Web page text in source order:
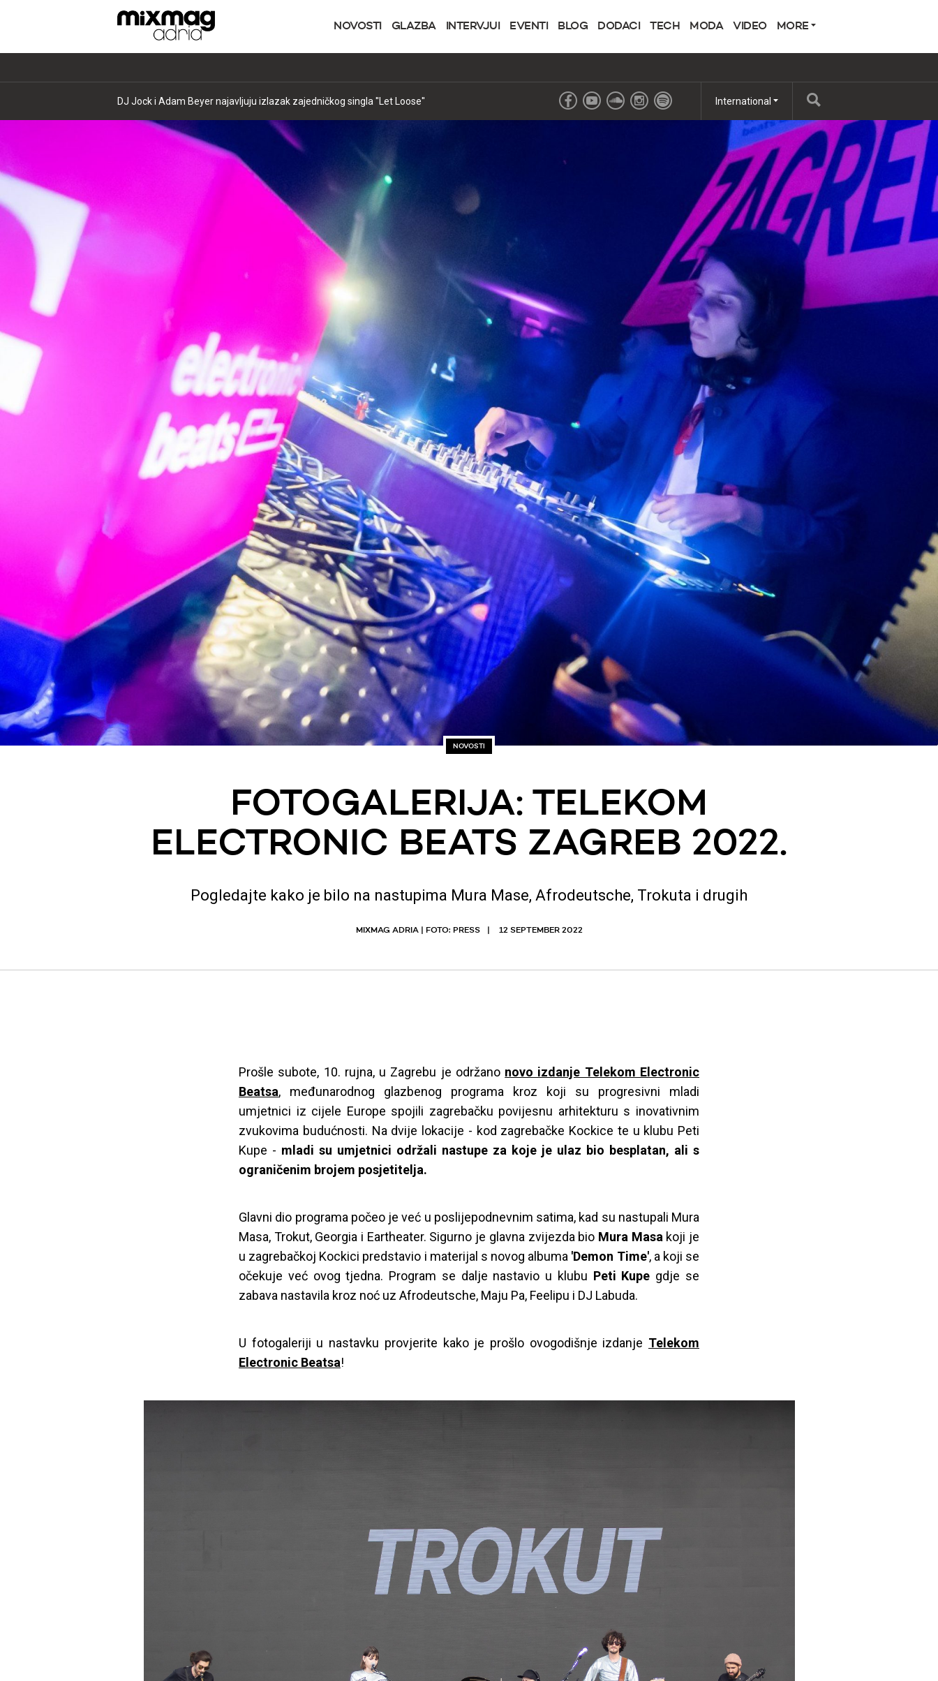
NOVOSTI GLAZBA INTERVJUI EVENTI BLOG DODACI TECH MODA VIDEO MORE
DJ Jock i Adam Beyer najavljuju izlazak zajedničkog singla ''Let Loose'' International
NOVOSTI
FOTOGALERIJA: TELEKOM
ELECTRONIC BEATS ZAGREB 2022.
Pogledajte kako je bilo na nastupima Mura Mase, Afrodeutsche, Trokuta i drugih
MIXMAG ADRIA | FOTO: PRESS 12 SEPTEMBER 2022
Prošle subote, 10. rujna, u Zagrebu je održano novo izdanje Telekom Electronic
Beatsa, međunarodnog glazbenog programa kroz koji su progresivni mladi
umjetnici iz cijele Europe spojili zagrebačku povijesnu arhitekturu s inovativnim
zvukovima budućnosti. Na dvije lokacije - kod zagrebačke Kockice te u klubu Peti
Kupe - mladi su umjetnici održali nastupe za koje je ulaz bio besplatan, ali s
ograničenim brojem posjetitelja.
Glavni dio programa počeo je već u poslijepodnevnim satima, kad su nastupali Mura
Masa, Trokut, Georgia i Eartheater. Sigurno je glavna zvijezda bio Mura Masa koji je
u zagrebačkoj Kockici predstavio i materijal s novog albuma 'Demon Time', a koji se
očekuje već ovog tjedna. Program se dalje nastavio u klubu Peti Kupe gdje se
zabava nastavila kroz noć uz Afrodeutsche, Maju Pa, Feelipu i DJ Labuda.
U fotogaleriji u nastavku provjerite kako je prošlo ovogodišnje izdanje Telekom
Electronic Beatsa!